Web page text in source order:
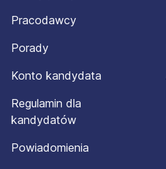
Pracodawcy
Porady
Konto kandydata
Regulamin dla
kandydatów
Powiadomienia